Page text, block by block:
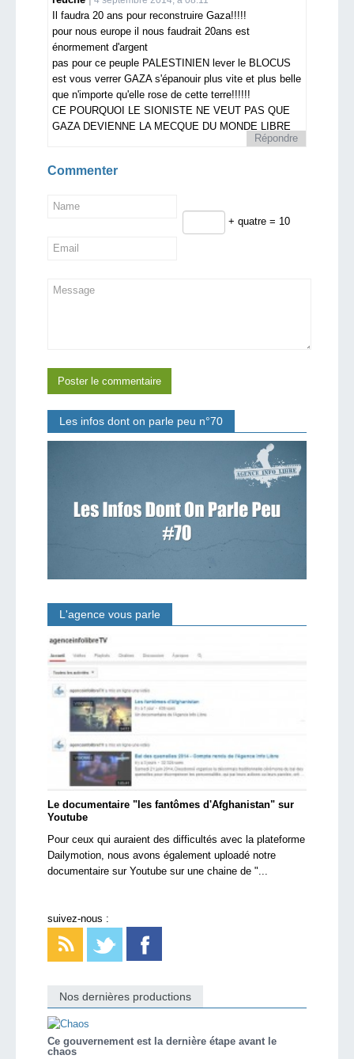
Il faudra 20 ans pour reconstruire Gaza!!!!!
pour nous europe il nous faudrait 20ans est
énormement d'argent
pas pour ce peuple PALESTINIEN lever le BLOCUS
est vous verrer GAZA s'épanouir plus vite et plus belle
que n'importe qu'elle rose de cette terre!!!!!!
CE POURQUOI LE SIONISTE NE VEUT PAS QUE
GAZA DEVIENNE LA MECQUE DU MONDE LIBRE
Répondre
Commenter
+ quatre = 10
Les infos dont on parle peu n°70
L'agence vous parle
Le documentaire "les fantômes d'Afghanistan" sur
Youtube
Pour ceux qui auraient des difficultés avec la plateforme
Dailymotion, nous avons également uploadé notre
documentaire sur Youtube sur une chaine de "...
suivez-nous :
Nos dernières productions
Ce gouvernement est la dernière étape avant le
chaos